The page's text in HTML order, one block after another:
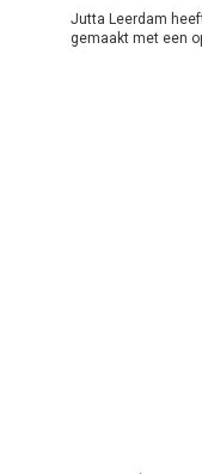
Jutta Leerdam
gemaakt met een